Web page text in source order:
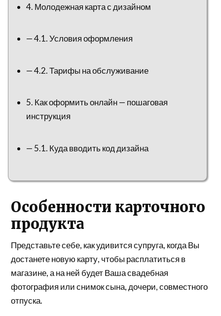
4. Молодежная карта с дизайном
— 4.1. Условия оформления
— 4.2. Тарифы на обслуживание
5. Как оформить онлайн — пошаговая
инструкция
— 5.1. Куда вводить код дизайна
Особенности карточного
продукта
Представьте себе, как удивится супруга, когда Вы
достанете новую карту, чтобы расплатиться в
магазине, а на ней будет Ваша свадебная
фотография или снимок сына, дочери, совместного
отпуска.